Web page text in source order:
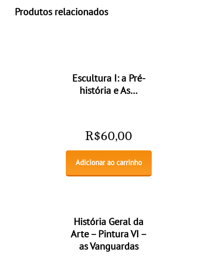
Produtos relacionados
Escultura I: a Pré-
história e As…
R$60,00
Adicionar ao carrinho
História Geral da
Arte – Pintura VI –
as Vanguardas